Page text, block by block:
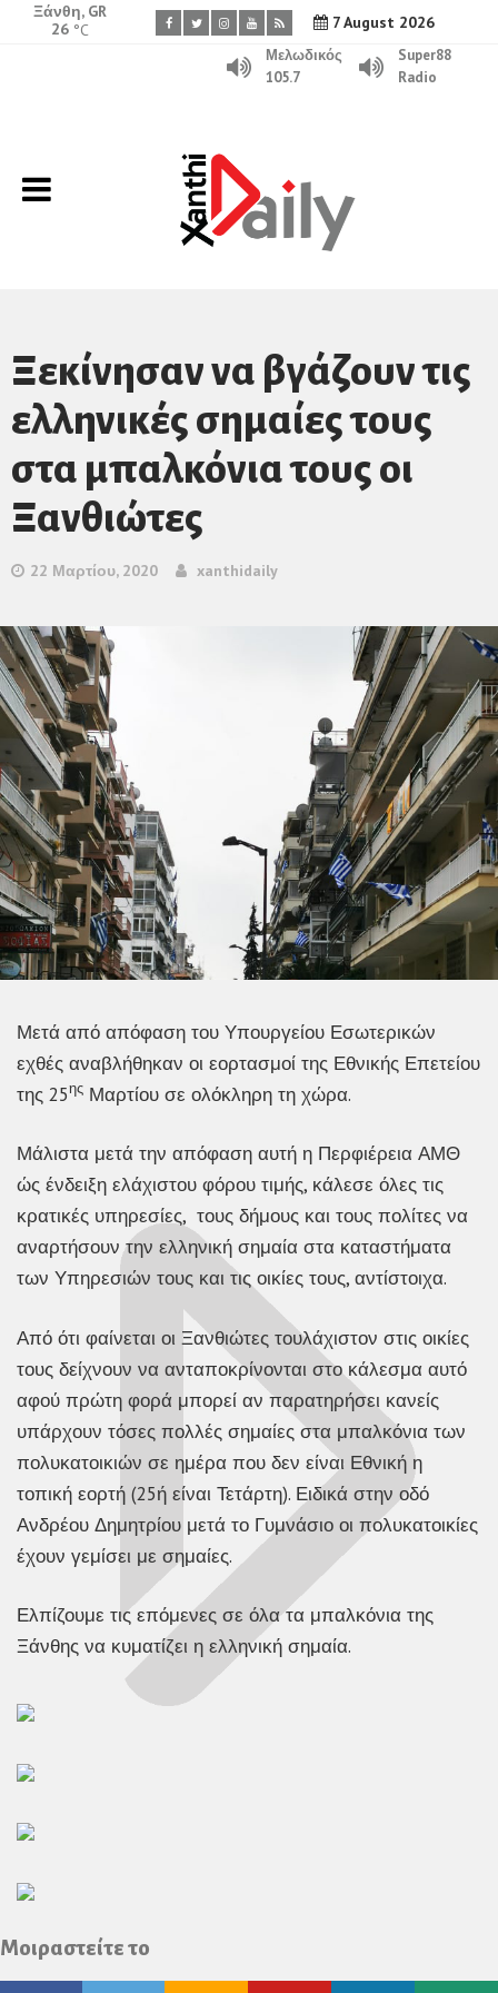
7 August 2026
Ξάνθη, GR
26 °C
Μελωδικός
105.7
Super88
Radio
Ξεκίνησαν να βγάζουν τις
ελληνικές σημαίες τους
στα μπαλκόνια τους οι
Ξανθιώτες
22 Μαρτίου, 2020 xanthidaily
Μετά από απόφαση του Υπουργείου Εσωτερικών
εχθές αναβλήθηκαν οι εορτασμοί της Εθνικής Επετείου
της 25ης Μαρτίου σε ολόκληρη τη χώρα.
Μάλιστα μετά την απόφαση αυτή η Περφιέρεια ΑΜΘ
ώς ένδειξη ελάχιστου φόρου τιμής, κάλεσε όλες τις
κρατικές υπηρεσίες, τους δήμους και τους πολίτες να
αναρτήσουν την ελληνική σημαία στα καταστήματα
των Υπηρεσιών τους και τις οικίες τους, αντίστοιχα.
Από ότι φαίνεται οι Ξανθιώτες τουλάχιστον στις οικίες
τους δείχνουν να ανταποκρίνονται στο κάλεσμα αυτό
αφού πρώτη φορά μπορεί αν παρατηρήσει κανείς
υπάρχουν τόσες πολλές σημαίες στα μπαλκόνια των
πολυκατοικιών σε ημέρα που δεν είναι Εθνική η
τοπική εορτή (25ή είναι Τετάρτη). Ειδικά στην οδό
Ανδρέου Δημητρίου μετά το Γυμνάσιο οι πολυκατοικίες
έχουν γεμίσει με σημαίες.
Ελπίζουμε τις επόμενες σε όλα τα μπαλκόνια της
Ξάνθης να κυματίζει η ελληνική σημαία.
Μοιραστείτε το